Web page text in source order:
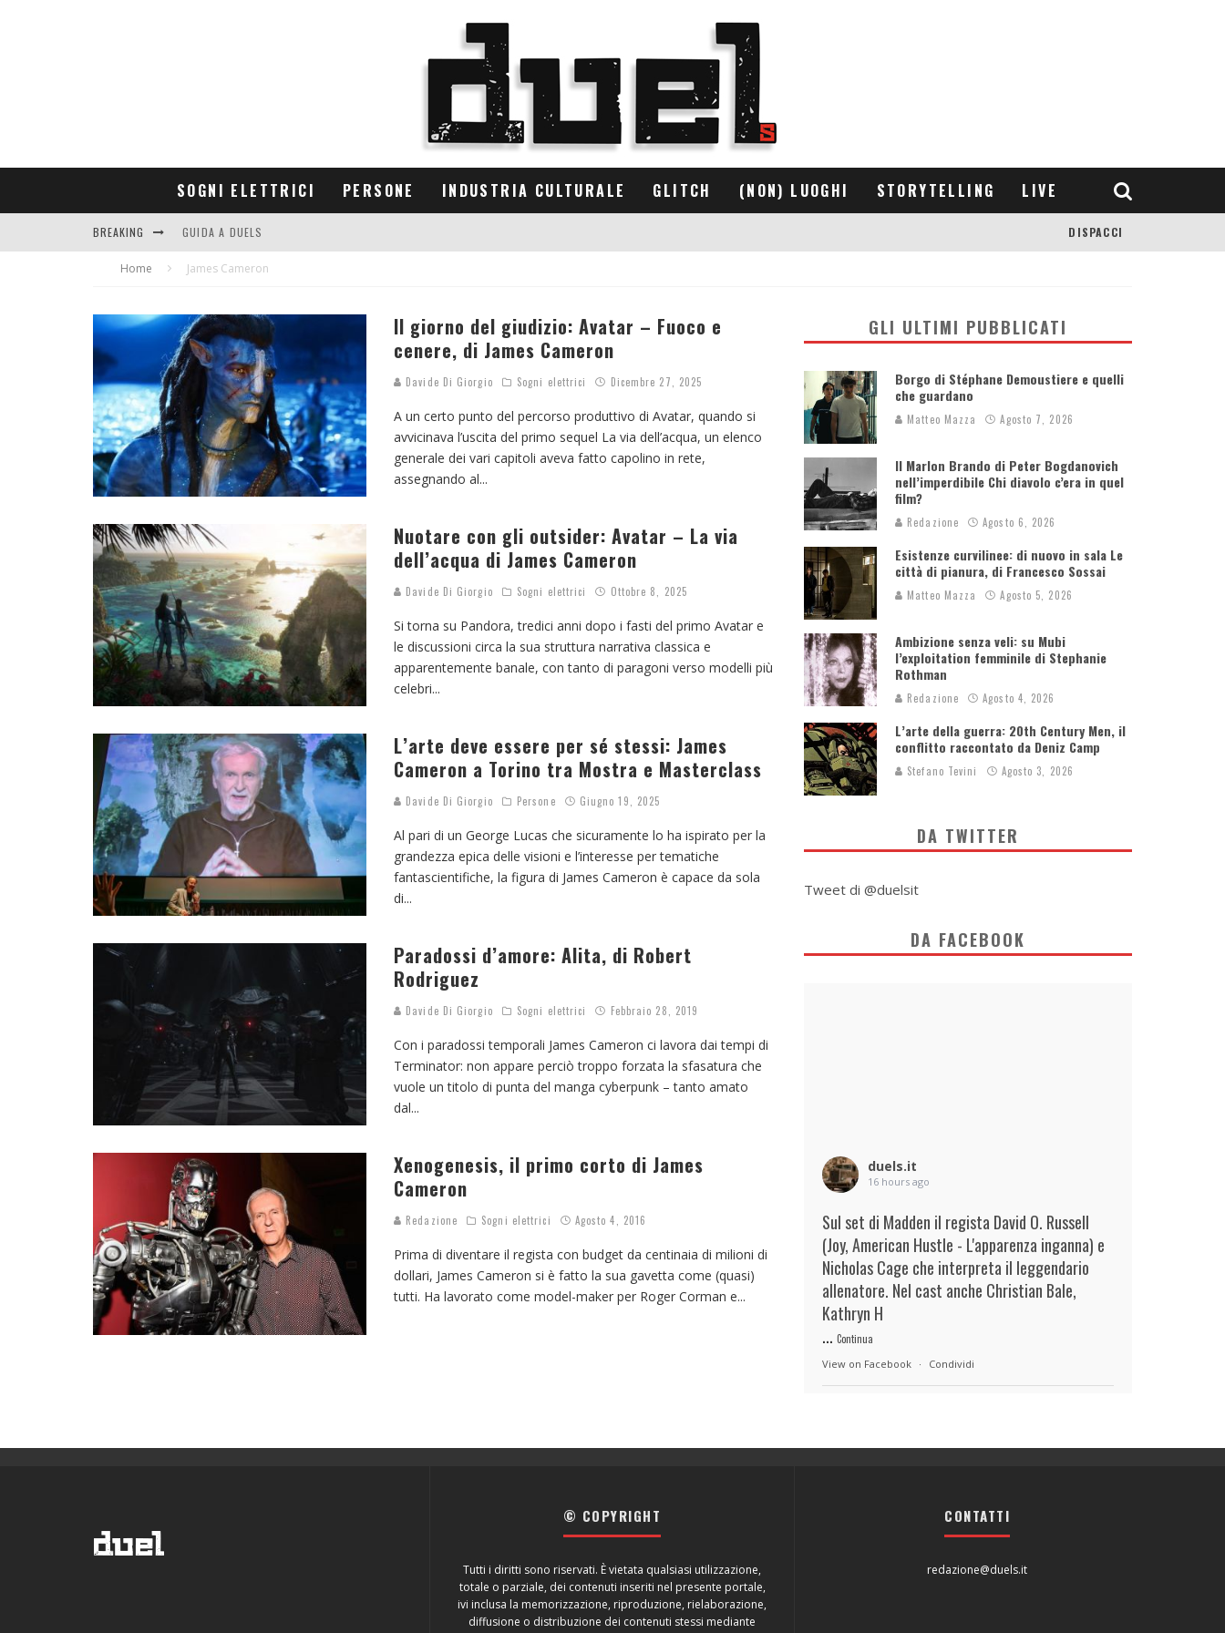
SOGNI ELETTRICI PERSONE INDUSTRIA CULTURALE GLITCH (NON) LUOGHI STORYTELLING LIVE
BREAKING GUIDA A DUELS
CONTRIBUTORS
DISPACCI
Home James Cameron
Il giorno del giudizio: Avatar – Fuoco e
cenere, di James Cameron
Davide Di Giorgio Sogni elettrici Dicembre 27, 2025
A un certo punto del percorso produttivo di Avatar, quando si
avvicinava l’uscita del primo sequel La via dell’acqua, un elenco
generale dei vari capitoli aveva fatto capolino in rete,
assegnando al...
Nuotare con gli outsider: Avatar – La via
dell’acqua di James Cameron
Davide Di Giorgio Sogni elettrici Ottobre 8, 2025
Si torna su Pandora, tredici anni dopo i fasti del primo Avatar e
le discussioni circa la sua struttura narrativa classica e
apparentemente banale, con tanto di paragoni verso modelli più
celebri...
L’arte deve essere per sé stessi: James
Cameron a Torino tra Mostra e Masterclass
Davide Di Giorgio Persone Giugno 19, 2025
Al pari di un George Lucas che sicuramente lo ha ispirato per la
grandezza epica delle visioni e l’interesse per tematiche
fantascientifiche, la figura di James Cameron è capace da sola
di...
Paradossi d’amore: Alita, di Robert
Rodriguez
Davide Di Giorgio Sogni elettrici Febbraio 28, 2019
Con i paradossi temporali James Cameron ci lavora dai tempi di
Terminator: non appare perciò troppo forzata la sfasatura che
vuole un titolo di punta del manga cyberpunk – tanto amato
dal...
Xenogenesis, il primo corto di James
Cameron
Redazione Sogni elettrici Agosto 4, 2016
Prima di diventare il regista con budget da centinaia di milioni di
dollari, James Cameron si è fatto la sua gavetta come (quasi)
tutti. Ha lavorato come model-maker per Roger Corman e...
GLI ULTIMI PUBBLICATI
Borgo di Stéphane Demoustiere e quelli
che guardano
Matteo Mazza Agosto 7, 2026
Il Marlon Brando di Peter Bogdanovich
nell’imperdibile Chi diavolo c’era in quel
film?
Redazione Agosto 6, 2026
Esistenze curvilinee: di nuovo in sala Le
città di pianura, di Francesco Sossai
Matteo Mazza Agosto 5, 2026
Ambizione senza veli: su Mubi
l’exploitation femminile di Stephanie
Rothman
Redazione Agosto 4, 2026
L’arte della guerra: 20th Century Men, il
conflitto raccontato da Deniz Camp
Stefano Tevini Agosto 3, 2026
DA TWITTER
Tweet di @duelsit
DA FACEBOOK
duels.it
16 hours ago
Sul set di Madden il regista David O. Russell
(Joy, American Hustle - L'apparenza inganna) e
Nicholas Cage che interpreta il leggendario
allenatore. Nel cast anche Christian Bale,
Kathryn H
... Continua
View on Facebook · Condividi
Condividi
© COPYRIGHT
Tutti i diritti sono riservati. È vietata qualsiasi utilizzazione,
totale o parziale, dei contenuti inseriti nel presente portale,
ivi inclusa la memorizzazione, riproduzione, rielaborazione,
diffusione o distribuzione dei contenuti stessi mediante
CONTATTI
redazione@duels.it